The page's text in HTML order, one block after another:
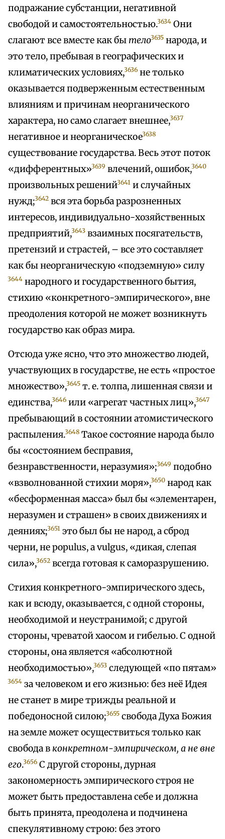
подражание субстанции, негативной
свободой и самостоятельностью.3634 Они
слагают все вместе как бы тело3635 народа, и
это тело, пребывая в географических и
климатических условиях,3636 не только
оказывается подверженным естественным
влияниям и причинам неорганического
характера, но само слагает внешнее,3637
негативное и неорганическое3638
существование государства. Весь этот поток
«дифферентных»3639 влечений, ошибок,3640
произвольных решений3641 и случайных
нужд;3642 вся эта борьба разрозненных
интересов, индивидуально-хозяйственных
предприятий,3643 взаимных посягательств,
претензий и страстей, – все это составляет
как бы неорганическую «подземную» силу
3644 народного и государственного бытия,
стихию «конкретного-эмпирического», вне
преодоления которой не может возникнуть
государство как образ мира.
Отсюда уже ясно, что это множество людей,
участвующих в государстве, не есть «простое
множество»,3645 т. е. толпа, лишенная связи и
единства,3646 или «агрегат частных лиц»,3647
пребывающий в состоянии атомистического
распыления.3648 Такое состояние народа было
бы «состоянием бесправия,
безнравственности, неразумия»;3649 подобно
«взволнованной стихии моря»,3650 народ как
«бесформенная масса» был бы «элементарен,
неразумен и страшен» в своих движениях и
деяниях;3651 это был бы не народ, а сброд
черни, не populus, a vulgus, «дикая, слепая
сила»,3652 всегда готовая к саморазрушению.
Стихия конкретного-эмпирического здесь,
как и всюду, оказывается, с одной стороны,
необходимой и неустранимой; с другой
стороны, чреватой хаосом и гибелью. С одной
стороны, она является «абсолютной
необходимостью»,3653 следующей «по пятам»
3654 за человеком и его жизнью: без неё Идея
не станет в мире трижды реальной и
победоносной силою;3655 свобода Духа Божия
на земле может осуществиться только как
свобода в конкретном-эмпирическом, а не вне
его.3656 С другой стороны, дурная
закономерность эмпирического строя не
может быть предоставлена себе и должна
быть принята, преодолена и подчинена
спекулятивному строю: без этого